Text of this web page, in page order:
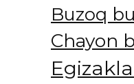
Buzoq
Chayon